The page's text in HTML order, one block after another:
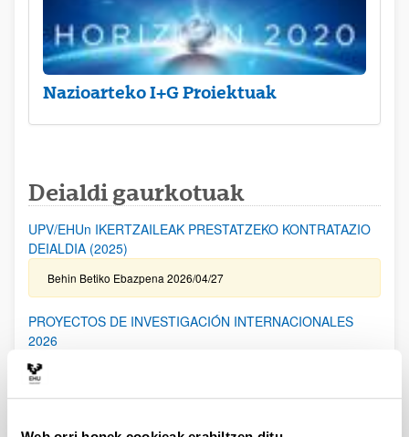
Nazioarteko I+G Proiektuak
Deialdi gaurkotuak
UPV/EHUn IKERTZAILEAK PRESTATZEKO KONTRATAZIO
DEIALDIA (2025)
Behin Betiko Ebazpena 2026/04/27
PROYECTOS DE INVESTIGACIÓN INTERNACIONALES
2026